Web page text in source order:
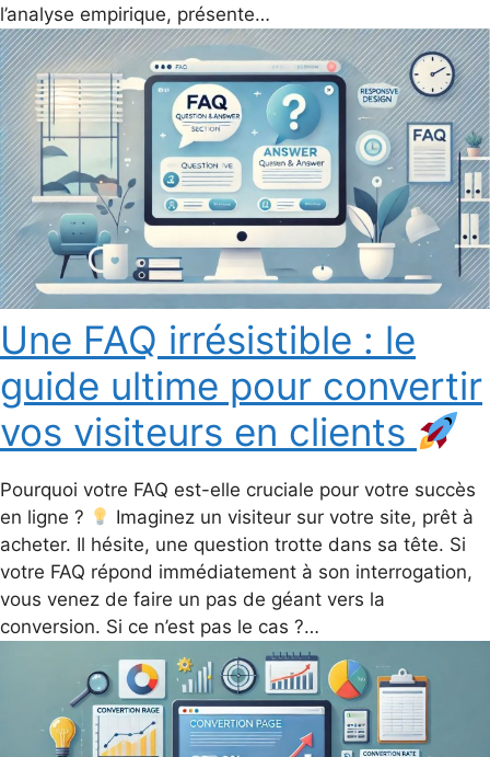
l’analyse empirique, présente…
Une FAQ irrésistible : le
guide ultime pour convertir
vos visiteurs en clients
Pourquoi votre FAQ est-elle cruciale pour votre succès
en ligne ?
Imaginez un visiteur sur votre site, prêt à
acheter. Il hésite, une question trotte dans sa tête. Si
votre FAQ répond immédiatement à son interrogation,
vous venez de faire un pas de géant vers la
conversion. Si ce n’est pas le cas ?…